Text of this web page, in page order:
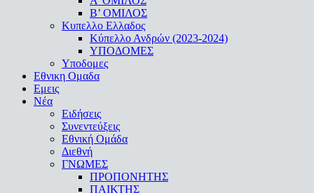
Β’ ΟΜΙΛΟΣ
Κυπελλο Ελλαδος
Κύπελλο Ανδρών (2023-2024)
ΥΠΟΔΟΜΕΣ
Υποδομες
Εθνικη Ομαδα
Εμεις
Νέα
Ειδήσεις
Συνεντεύξεις
Εθνική Ομάδα
Διεθνή
ΓΝΩΜΕΣ
ΠΡΟΠΟΝΗΤΗΣ
ΠΑΙΚΤΗΣ